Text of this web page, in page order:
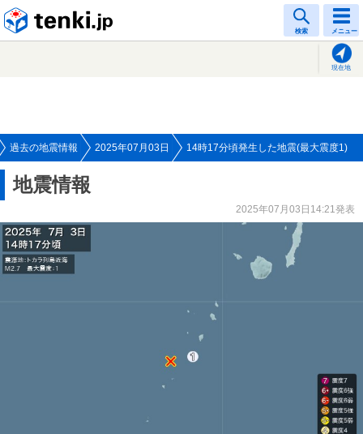
検索 メニュー
現在地
過去の地震情報 2025年07月03日 14時17分頃発生した地震(最大震度1)
地震情報
2025年07月03日14:21発表